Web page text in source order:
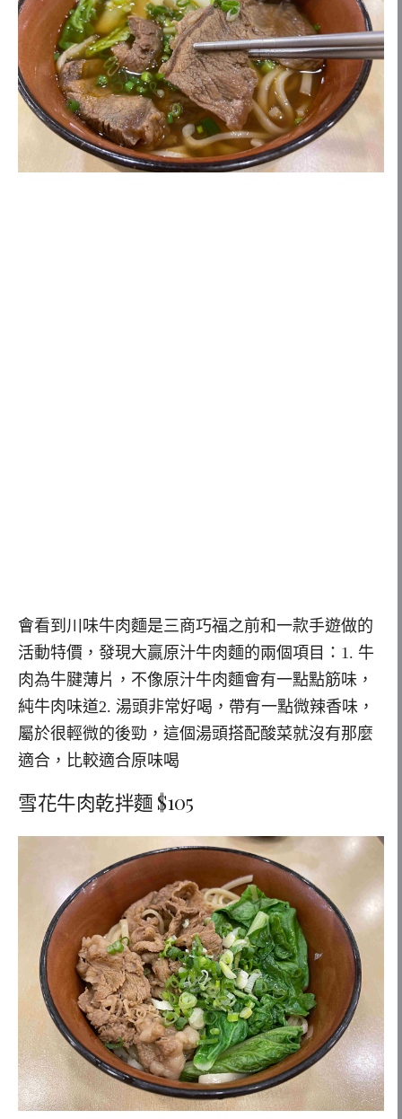
會看到川味牛肉麵是三商巧福之前和一款手遊做的
活動特價，發現大贏原汁牛肉麵的兩個項目：1. 牛
肉為牛腱薄片，不像原汁牛肉麵會有一點點筋味，
純牛肉味道2. 湯頭非常好喝，帶有一點微辣香味，
屬於很輕微的後勁，這個湯頭搭配酸菜就沒有那麼
適合，比較適合原味喝
雪花牛肉乾拌麵 $105